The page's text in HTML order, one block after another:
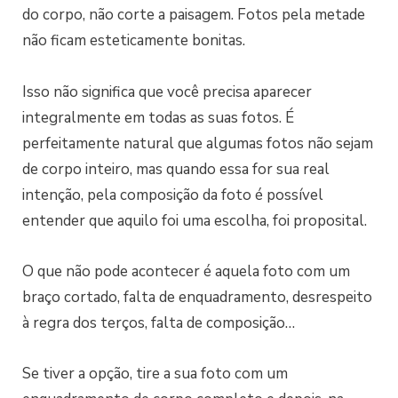
do corpo, não corte a paisagem. Fotos pela metade
não ficam esteticamente bonitas.
Isso não significa que você precisa aparecer
integralmente em todas as suas fotos. É
perfeitamente natural que algumas fotos não sejam
de corpo inteiro, mas quando essa for sua real
intenção, pela composição da foto é possível
entender que aquilo foi uma escolha, foi proposital.
O que não pode acontecer é aquela foto com um
braço cortado, falta de enquadramento, desrespeito
à regra dos terços, falta de composição…
Se tiver a opção, tire a sua foto com um